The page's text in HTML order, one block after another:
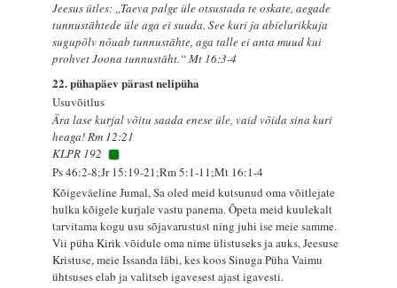
Jeesus ütles: „Taeva palge üle otsustada te oskate, aegade
tunnustähtede üle aga ei suuda. See kuri ja abielurikkuja
sugupõlv nõuab tunnustähte, aga talle ei anta muud kui
prohvet Joona tunnustäht.“ Mt 16:3-4
22. pühapäev pärast nelipüha
Usuvõitlus
Ära lase kurjal võitu saada enese üle, vaid võida sina kuri
heaga! Rm 12:21
KLPR 192
Ps 46:2-8;Jr 15:19-21;Rm 5:1-11;Mt 16:1-4
Kõigeväeline Jumal, Sa oled meid kutsunud oma võitlejate
hulka kõigele kurjale vastu panema. Õpeta meid kuulekalt
tarvitama kogu usu sõjavarustust ning juhi ise meie samme.
Vii püha Kirik võidule oma nime ülistuseks ja auks, Jeesuse
Kristuse, meie Issanda läbi, kes koos Sinuga Püha Vaimu
ühtsuses elab ja valitseb igavesest ajast igavesti.